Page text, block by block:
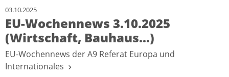
03.10.2025
EU-Wochennews 3.10.2025
(Wirtschaft, Bauhaus...)
EU-Wochennews der A9 Referat Europa und
Internationales